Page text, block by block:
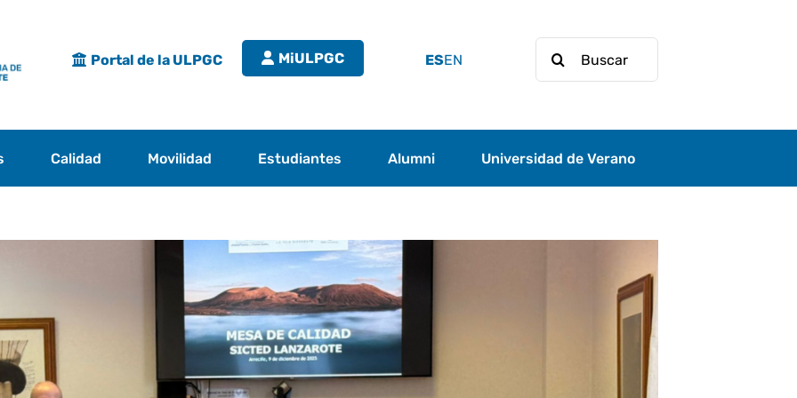
Portal de la ULPGC MiULPGC EN
ES
Calidad Movilidad Estudiantes Alumni Universidad de Verano